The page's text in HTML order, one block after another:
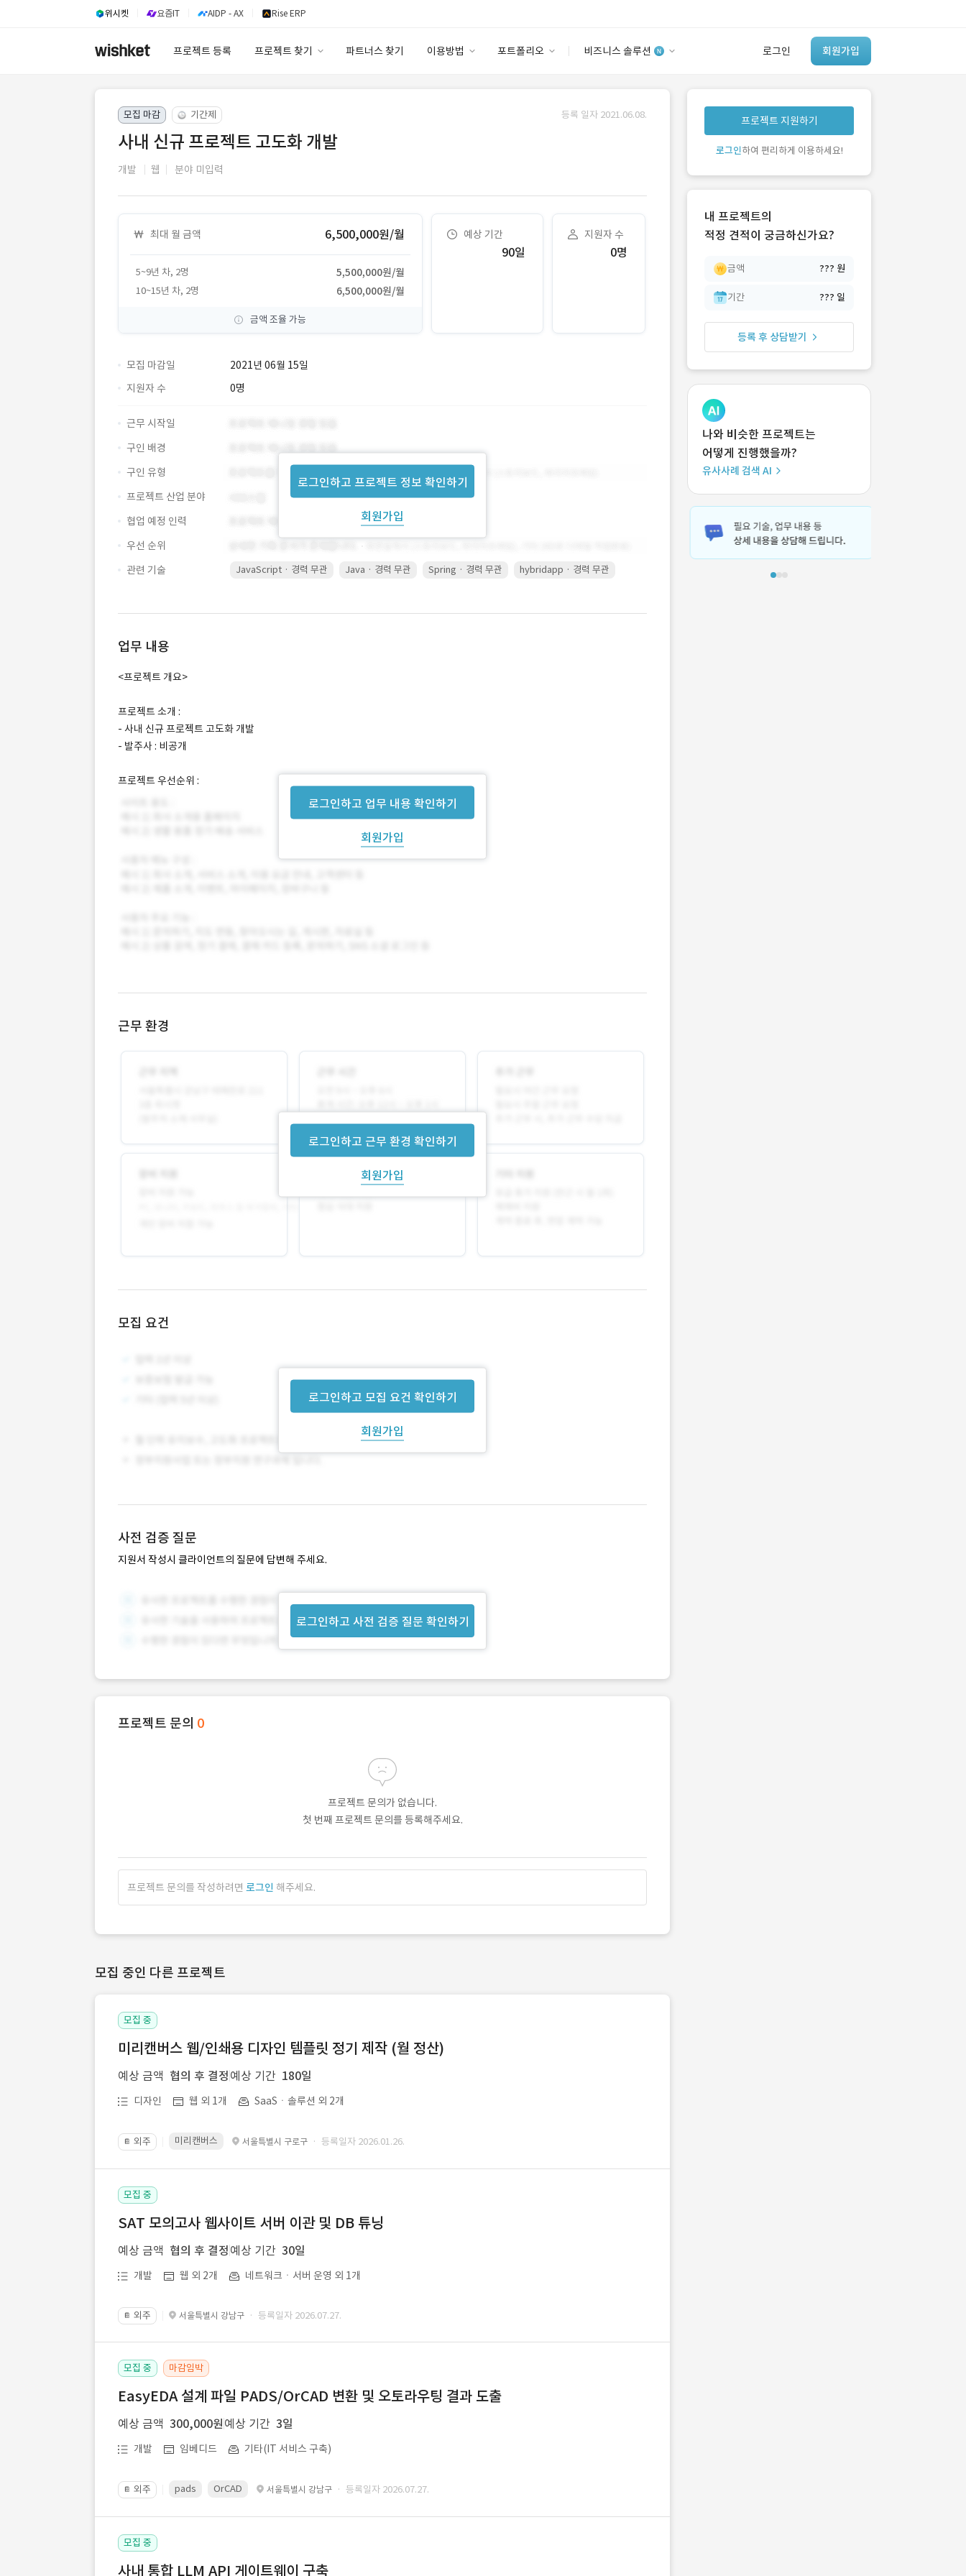
위시켓 요즘IT AIDP - AX Rise ERP
프로젝트 등록 프로젝트 찾기 파트너스 찾기 이용방법 포트폴리오 비즈니스 솔루션 로그인 회원가입
안심 코드 케어
유사사례 검색 AI
‘이런 거’ 만들어본
개발 회사 있어?
모집 마감 기간제 등록 일자 2021.06.08.
사내 신규 프로젝트 고도화 개발
개발 웹 분야 미입력
최대 월 금액 6,500,000원/월
5~9년 차, 2명 5,500,000원/월
10~15년 차, 2명 6,500,000원/월
금액 조율 가능
예상 기간
90일
지원자 수
0명
모집 마감일
2021년 06월 15일
지원자 수
0명
로그인하고 프로젝트 정보 확인하기
회원가입
근무 시작일
구인 배경
구인 유형
프로젝트 산업 분야
협업 예정 인력
우선 순위
관련 기술
JavaScript · 경력 무관 Java · 경력 무관 Spring · 경력 무관 hybridapp · 경력 무관
업무 내용
로그인하고 업무 내용 확인하기
회원가입
<프로젝트 개요>
프로젝트 소개 :
- 사내 신규 프로젝트 고도화 개발
- 발주사 : 비공개
프로젝트 우선순위 :
근무 환경
로그인하고 근무 환경 확인하기
회원가입
모집 요건
로그인하고 모집 요건 확인하기
회원가입
사전 검증 질문
지원서 작성시 클라이언트의 질문에 답변해 주세요.
로그인하고 사전 검증 질문 확인하기
프로젝트 문의 0
프로젝트 문의가 없습니다.
첫 번째 프로젝트 문의를 등록해주세요.
프로젝트 문의를 작성하려면 로그인 해주세요.
모집 중인 다른 프로젝트
모집 중
미리캔버스 웹/인쇄용 디자인 템플릿 정기 제작 (월 정산)
예상 금액 협의 후 결정 예상 기간 180일
디자인 웹 외 1개 SaaSㆍ솔루션 외 2개
📔 외주 미리캔버스 서울특별시 구로구 · 등록일자 2026.01.26.
모집 중
SAT 모의고사 웹사이트 서버 이관 및 DB 튜닝
예상 금액 협의 후 결정 예상 기간 30일
개발 웹 외 2개 네트워크ㆍ서버 운영 외 1개
📔 외주 서울특별시 강남구 · 등록일자 2026.07.27.
모집 중 마감임박
EasyEDA 설계 파일 PADS/OrCAD 변환 및 오토라우팅 결과 도출
예상 금액 300,000원 예상 기간 3일
개발 임베디드 기타(IT 서비스 구축)
📔 외주 pads OrCAD 서울특별시 강남구 · 등록일자 2026.07.27.
모집 중
사내 통합 LLM API 게이트웨이 구축
프로젝트 지원하기
로그인하여 편리하게 이용하세요!
내 프로젝트의
적정 견적이 궁금하신가요?
금액 ??? 원
기간 ??? 일
등록 후 상담받기
나와 비슷한 프로젝트는
어떻게 진행했을까?
유사사례 검색 AI